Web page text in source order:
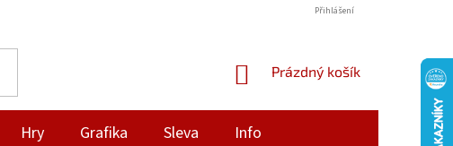
Přihlášení
NÁKUPNÍ
Prázdný košík
Hry Grafika Sleva Info